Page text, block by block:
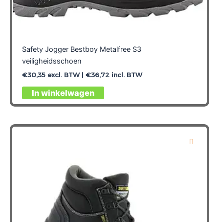
Safety Jogger Bestboy Metalfree S3
veiligheidsschoen
€30,35excl. BTW | €36,72incl. BTW
In winkelwagen
Dit
product
meerdere
gekozen
worden
op
de